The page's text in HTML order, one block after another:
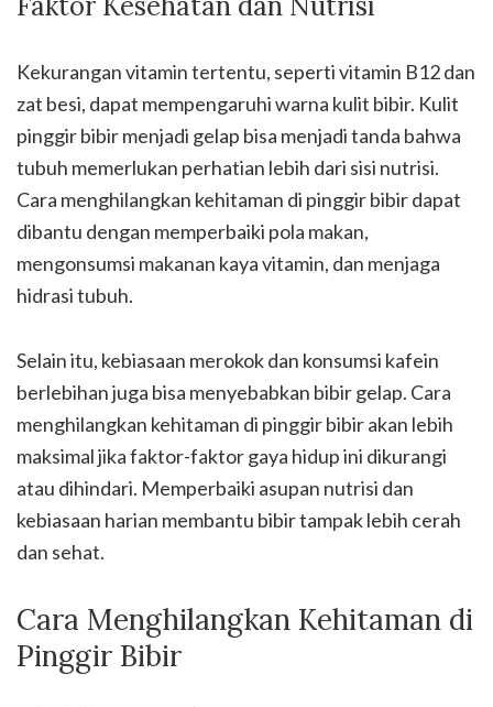
Kekurangan vitamin tertentu, seperti vitamin B12 dan
zat besi, dapat mempengaruhi warna kulit bibir. Kulit
pinggir bibir menjadi gelap bisa menjadi tanda bahwa
tubuh memerlukan perhatian lebih dari sisi nutrisi.
Cara menghilangkan kehitaman di pinggir bibir dapat
dibantu dengan memperbaiki pola makan,
mengonsumsi makanan kaya vitamin, dan menjaga
hidrasi tubuh.
Selain itu, kebiasaan merokok dan konsumsi kafein
berlebihan juga bisa menyebabkan bibir gelap. Cara
menghilangkan kehitaman di pinggir bibir akan lebih
maksimal jika faktor-faktor gaya hidup ini dikurangi
atau dihindari. Memperbaiki asupan nutrisi dan
kebiasaan harian membantu bibir tampak lebih cerah
dan sehat.
Cara Menghilangkan Kehitaman di
Pinggir Bibir